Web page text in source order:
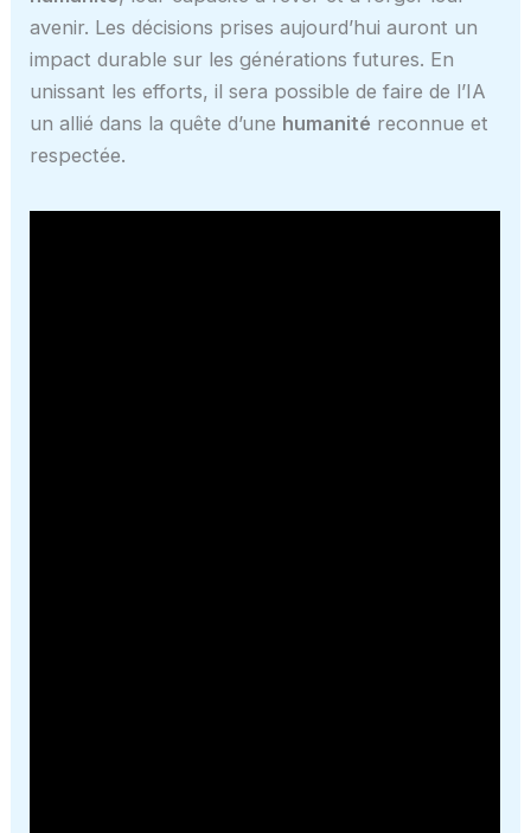
avenir. Les décisions prises aujourd’hui auront un
impact durable sur les générations futures. En
unissant les efforts, il sera possible de faire de l’IA
un allié dans la quête d’une humanité reconnue et
respectée.